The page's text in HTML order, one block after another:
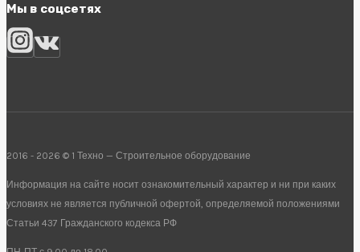
Мы в соцсетях
2016 - 2026 © 1 Техно — Строительное оборудование
Информация на сайте носит ознакомительный характер и ни при каких
условиях не является публичной офертой, определяемой положениями
Статьи 437 Гражданского кодекса РФ